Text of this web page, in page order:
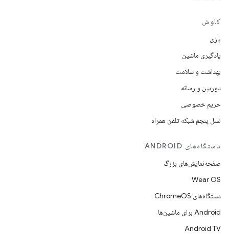
کاوش
بازی
یادگیری ماشین
بهداشت و سلامت
دوربین و رسانه
حریم خصوصی
نسل پنجم شبکه تلفن همراه
دستگاه‌های ANDROID
صفحه‌نمایش‌های بزرگ
Wear OS
دستگاه‌های ChromeOS
Android برای ماشین‌ها
Android TV